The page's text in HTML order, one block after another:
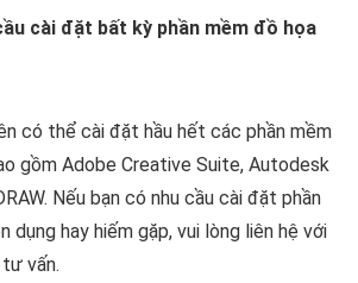
cài đặt bất kỳ phần mềm đồ họa
có thể cài đặt hầu hết các phần mềm
gồm Adobe Creative Suite, Autodesk
Nếu bạn có nhu cầu cài đặt phần
dụng hay hiếm gặp, vui lòng liên hệ với
vấn.